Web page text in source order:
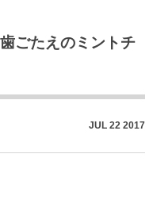
ごたえのミントチ
JUL 22 2017